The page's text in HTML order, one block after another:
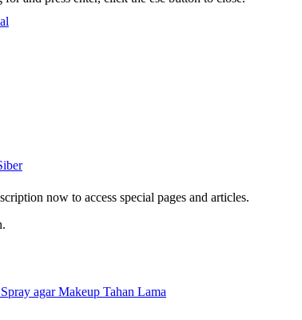
now to access special pages and articles.
agar Makeup Tahan Lama